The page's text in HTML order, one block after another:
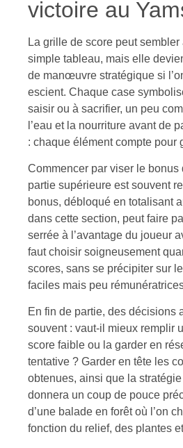
victoire au
La grille de score peut
simple tableau, mais elle
de manœuvre stratégique si
escient. Chaque case
saisir ou à sacrifier, un peu
l’eau et la nourriture avant de
: chaque élément compte pour
Commencer par viser le bonus
partie supérieure est souvent
bonus, débloqué en totalisant
dans cette section, peut faire
serrée à l’avantage du joueur
faut choisir soigneusement
scores, sans se précipiter sur
faciles mais peu
En fin de partie, des décisions
souvent : vaut-il mieux remplir
score faible ou la garder en
tentative ? Garder en tête les
obtenues, ainsi que la
donnera un coup de pouce
d’une balade en forêt où l’on
fonction du relief, des plantes